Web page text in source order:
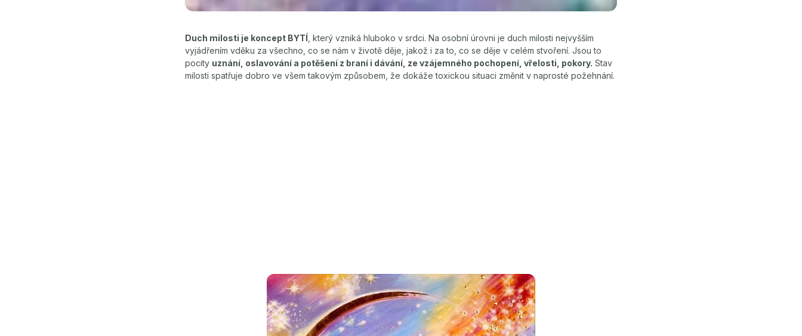
Duch milosti je koncept BYTÍ , který vzniká hluboko v srdci. Na osobní úrovni je duch milosti nejvyšším
vyjádřením vděku za všechno, co se nám v životě děje, jakož i za to, co se děje v celém stvoření. Jsou to
pocity uznání, oslavování a potěšení z braní i dávání, ze vzájemného pochopení, vřelosti, pokory. Stav
milosti spatřuje dobro ve všem takovým způsobem, že dokáže toxickou situaci změnit v naprosté požehnání.